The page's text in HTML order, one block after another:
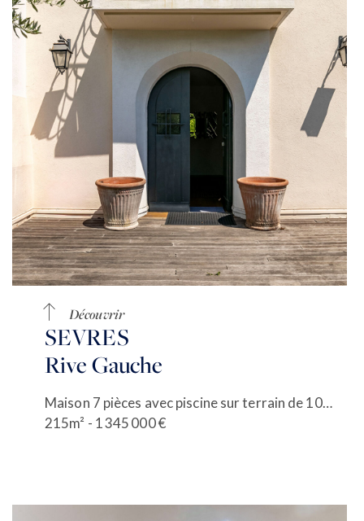
AGENCES
Découvrir
SEVRES
Rive Gauche
Maison 7 pièces avec piscine sur terrain de 1027 m²
215m² - 1 345 000 €